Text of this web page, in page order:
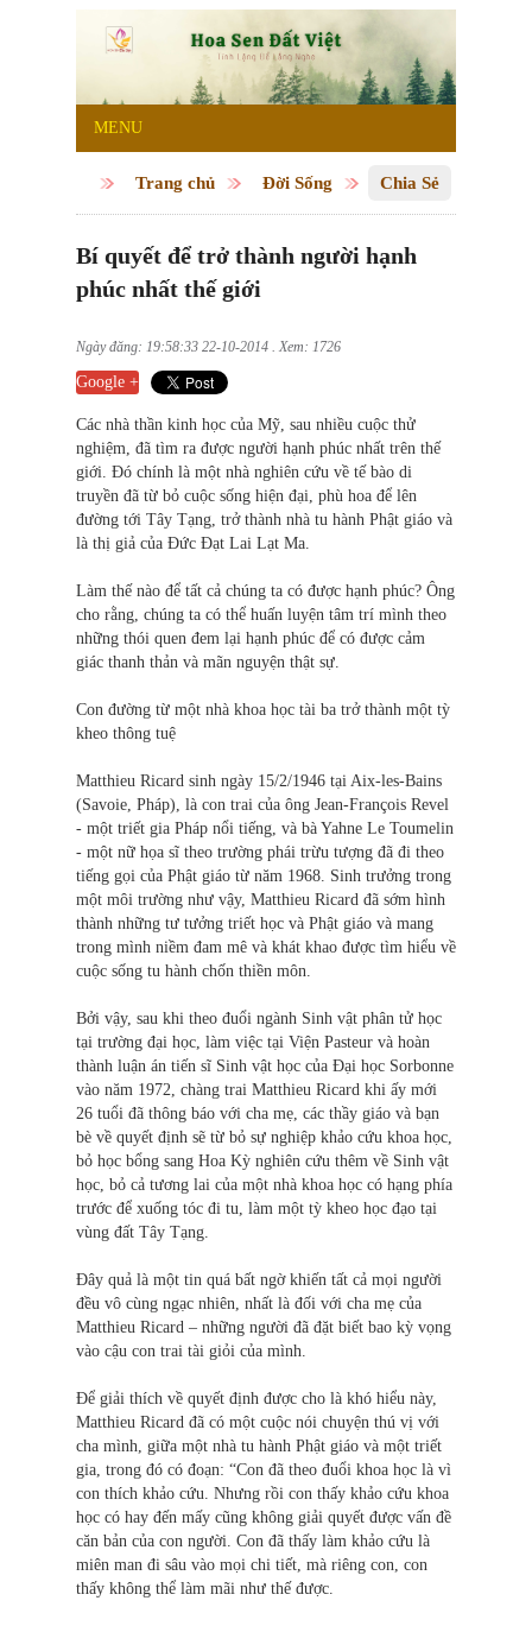
MENU
Trang chủ Đời Sống Chia Sẻ
Bí quyết để trở thành người hạnh
phúc nhất thế giới
Ngày đăng: 19:58:33 22-10-2014 . Xem: 1726
Google +
Các nhà thần kinh học của Mỹ, sau nhiều cuộc thử
nghiệm, đã tìm ra được người hạnh phúc nhất trên thế
giới. Đó chính là một nhà nghiên cứu về tế bào di
truyền đã từ bỏ cuộc sống hiện đại, phù hoa để lên
đường tới Tây Tạng, trở thành nhà tu hành Phật giáo và
là thị giả của Đức Đạt Lai Lạt Ma.
Làm thế nào để tất cả chúng ta có được hạnh phúc? Ông
cho rằng, chúng ta có thể huấn luyện tâm trí mình theo
những thói quen đem lại hạnh phúc để có được cảm
giác thanh thản và mãn nguyện thật sự.
Con đường từ một nhà khoa học tài ba trở thành một tỳ
kheo thông tuệ
Matthieu Ricard sinh ngày 15/2/1946 tại Aix-les-Bains
(Savoie, Pháp), là con trai của ông Jean-François Revel
- một triết gia Pháp nổi tiếng, và bà Yahne Le Toumelin
- một nữ họa sĩ theo trường phái trừu tượng đã đi theo
tiếng gọi của Phật giáo từ năm 1968. Sinh trưởng trong
một môi trường như vậy, Matthieu Ricard đã sớm hình
thành những tư tưởng triết học và Phật giáo và mang
trong mình niềm đam mê và khát khao được tìm hiểu về
cuộc sống tu hành chốn thiền môn.
Bởi vậy, sau khi theo đuổi ngành Sinh vật phân tử học
tại trường đại học, làm việc tại Viện Pasteur và hoàn
thành luận án tiến sĩ Sinh vật học của Đại học Sorbonne
vào năm 1972, chàng trai Matthieu Ricard khi ấy mới
26 tuổi đã thông báo với cha mẹ, các thầy giáo và bạn
bè về quyết định sẽ từ bỏ sự nghiệp khảo cứu khoa học,
bỏ học bổng sang Hoa Kỳ nghiên cứu thêm về Sinh vật
học, bỏ cả tương lai của một nhà khoa học có hạng phía
trước để xuống tóc đi tu, làm một tỳ kheo học đạo tại
vùng đất Tây Tạng.
Đây quả là một tin quá bất ngờ khiến tất cả mọi người
đều vô cùng ngạc nhiên, nhất là đối với cha mẹ của
Matthieu Ricard – những người đã đặt biết bao kỳ vọng
vào cậu con trai tài giỏi của mình.
Để giải thích về quyết định được cho là khó hiểu này,
Matthieu Ricard đã có một cuộc nói chuyện thú vị với
cha mình, giữa một nhà tu hành Phật giáo và một triết
gia, trong đó có đoạn: “Con đã theo đuổi khoa học là vì
con thích khảo cứu. Nhưng rồi con thấy khảo cứu khoa
học có hay đến mấy cũng không giải quyết được vấn đề
căn bản của con người. Con đã thấy làm khảo cứu là
miên man đi sâu vào mọi chi tiết, mà riêng con, con
thấy không thể làm mãi như thế được.